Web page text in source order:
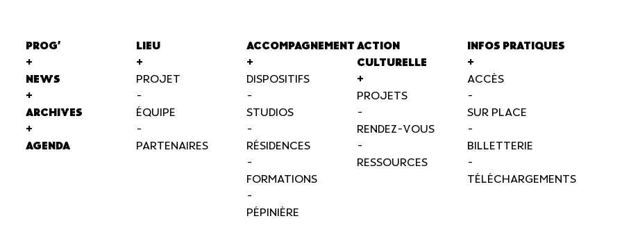
PROG'
+
NEWS
+
ARCHIVES
+
AGENDA
LIEU
+
PROJET
-
ÉQUIPE
-
PARTENAIRES
ACCOMPAGNEMENT
+
DISPOSITIFS
-
STUDIOS
-
RÉSIDENCES
-
FORMATIONS
-
PÉPINIÈRE
ACTION
CULTURELLE
+
PROJETS
-
RENDEZ-VOUS
-
RESSOURCES
INFOS PRATIQUES
+
ACCÈS
-
SUR PLACE
-
BILLETTERIE
-
TÉLÉCHARGEMENTS